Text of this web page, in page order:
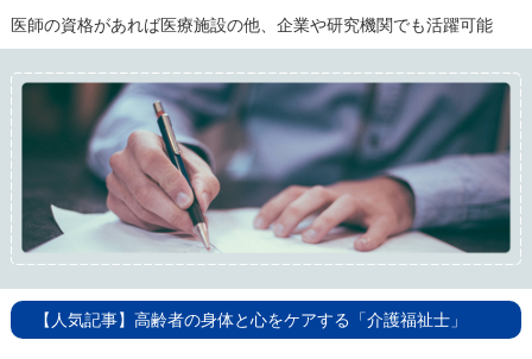
医師の資格があれば医療施設の他、企業や研究機関でも活躍可能
【人気記事】 高齢者の身体と心をケアする「介護福祉士」